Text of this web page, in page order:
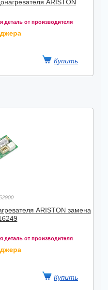
ARISTON
от производителя
ARISTON замена
от производителя